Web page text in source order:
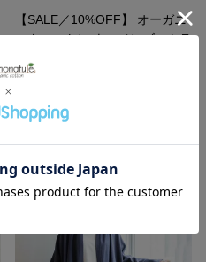
【SALE／10%OFF】 オーガニ
ックコットン ウィメンズ・トラ
ケット
定価 35,200
¥ 31,680